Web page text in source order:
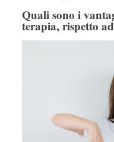
Quali sono i
terapia, rispetto